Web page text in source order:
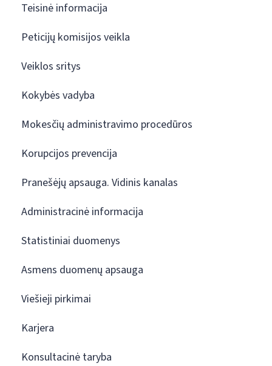
Teisinė informacija
Peticijų komisijos veikla
Veiklos sritys
Kokybės vadyba
Mokesčių administravimo procedūros
Korupcijos prevencija
Pranešėjų apsauga. Vidinis kanalas
Administracinė informacija
Statistiniai duomenys
Asmens duomenų apsauga
Viešieji pirkimai
Karjera
Konsultacinė taryba